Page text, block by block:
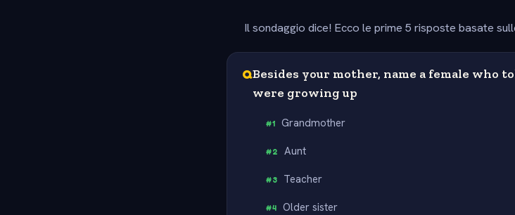
Il sondaggio dice! Ecco le prime 5 risposte basate
QBesides your mother, name a female who
were growing up
#1 Grandmother
#2 Aunt
#3 Teacher
#4 Older sister